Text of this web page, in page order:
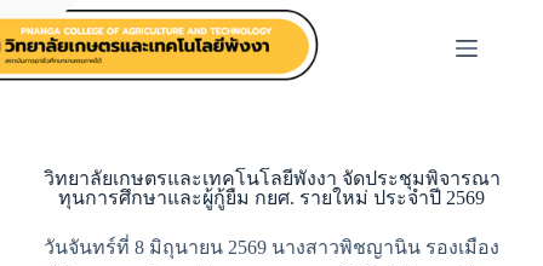
วิทยาลัยเกษตรและเทคโนโลยีพังงา จัดประชุมพิจารณา
ทุนการศึกษาและผู้กู้ยืม กยศ. รายใหม่ ประจำปี 2569
วันจันทร์ที่ 8 มิถุนายน 2569 นางสาวพิชญานิน รองเมือง